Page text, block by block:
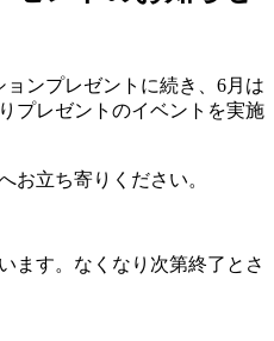
ンプレゼントに続き、6月は
プレゼントのイベントを実施
お立ち寄りください。
ます。なくなり次第終了とさ